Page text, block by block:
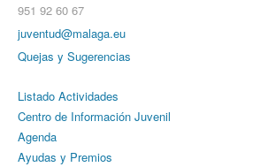
951 92 60 67
juventud@malaga.eu
Quejas y Sugerencias
Listado Actividades
Centro de Información Juvenil
Agenda
Ayudas y Premios